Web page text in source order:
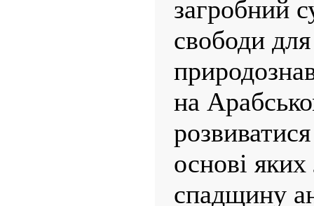
загробний
свободи
на
основі
спадщину